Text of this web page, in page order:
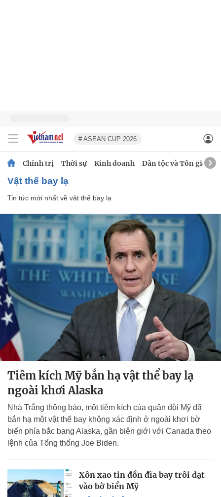
# ASEAN CUP 2026
Chính trị Thời sự Kinh doanh Dân tộc và Tôn giáo
vật thể bay lạ
Tin tức mới nhất về vật thể bay lạ
Tiêm kích Mỹ bắn hạ vật thể bay lạ
ngoài khơi Alaska
Nhà Trắng thông báo, một tiêm kích của quân đội Mỹ đã
bắn hạ một vật thể bay không xác định ở ngoài khơi bờ
biển phía bắc bang Alaska, gần biên giới với Canada theo
lệnh của Tổng thống Joe Biden.
Xôn xao tin đồn đĩa bay trôi dạt
vào bờ biển Mỹ